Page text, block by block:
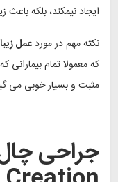
ایجاد نیمکند، بلکه
نکته مهم در مورد عمل
که معمولا تمام
مثبت و بسیار خوبی می‌